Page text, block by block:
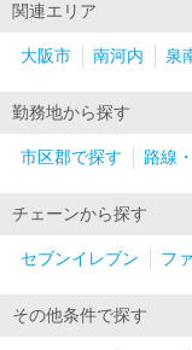
関連エリア
大阪市 南河内 泉
勤務地から探す
市区郡で探す 路線
チェーンから探す
セブンイレブン フ
その他条件で探す